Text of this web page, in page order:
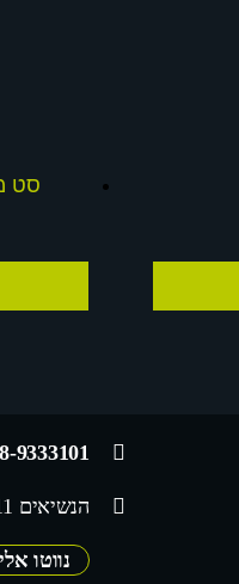
סט
9333101
הנשיאים 11, יבנה
נווטו